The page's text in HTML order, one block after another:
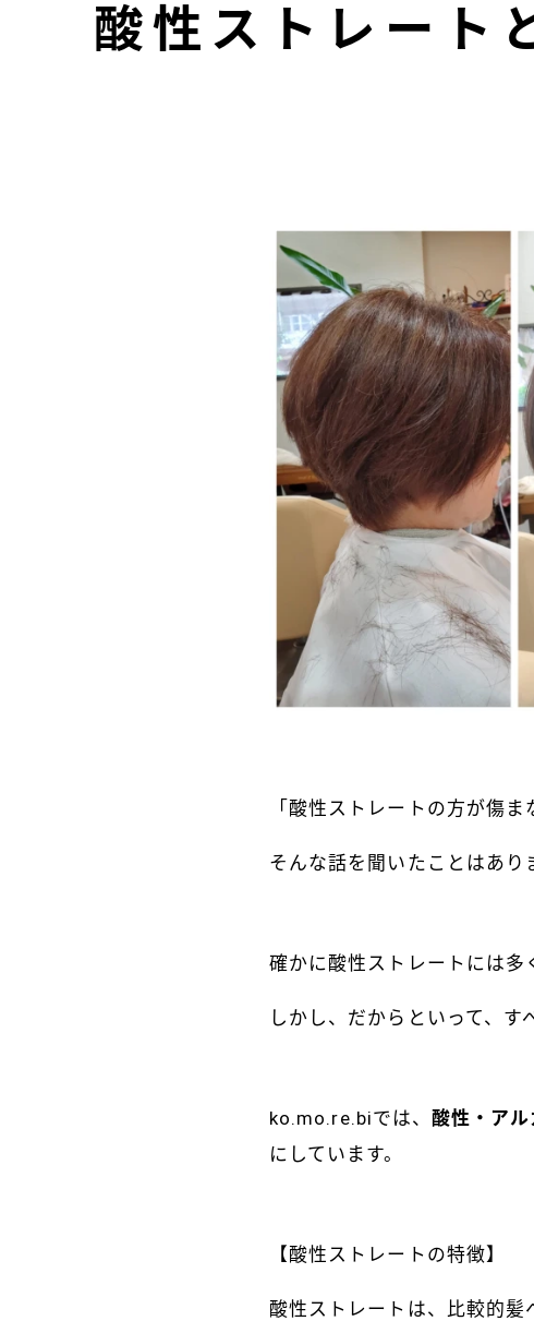
酸性ストレート
「酸性ストレートの方が傷ま
そんな話を聞いたことはあり
確かに酸性ストレートには多
しかし、だからといって、す
ko.mo.re.biでは、酸性・ア
にしています。
【酸性ストレートの特徴】
酸性ストレートは、比較的